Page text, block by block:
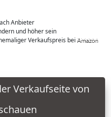
Anbieter
und höher sein
Verkaufspreis bei